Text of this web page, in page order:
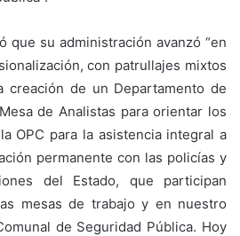
que su administración avanzó “en
con patrullajes mixtos
creación de un Departamento de
de Analistas para orientar los
OPC para la asistencia integral a
permanente con las policías y
del Estado, que participan
mesas de trabajo y en nuestro
de Seguridad Pública. Hoy